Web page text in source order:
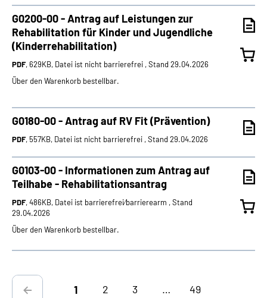
G0200-00 - Antrag auf Leistungen zur
Rehabilitation für Kinder und Jugendliche
(Kinderrehabilitation)
PDF, 629KB, Datei ist nicht barrierefrei , Stand 29.04.2026
Über den Warenkorb bestellbar.
G0180-00 - Antrag auf RV Fit (Prävention)
PDF, 557KB, Datei ist nicht barrierefrei , Stand 29.04.2026
G0103-00 - Informationen zum Antrag auf
Teilhabe - Rehabilitationsantrag
PDF, 486KB, Datei ist barrierefrei⁄barrierearm , Stand
29.04.2026
Über den Warenkorb bestellbar.
1 2 3 … 49